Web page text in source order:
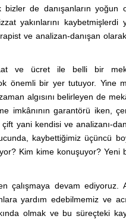
bizler de danışanların yoğun
yakınlarını kaybetmişlerdi
ve analizan-danışan
ve ücret ile belli bir
önemli bir yer tutuyor. Yine
algısını belirleyen de
imkânının garantörü iken,
yani kendisi ve analizanı-
kaybettiğimiz üçüncü
Kim kime konuşuyor? Yeni
çalışmaya devam ediyoruz.
yardım edebilmemiz ve
olmak ve bu süreçteki